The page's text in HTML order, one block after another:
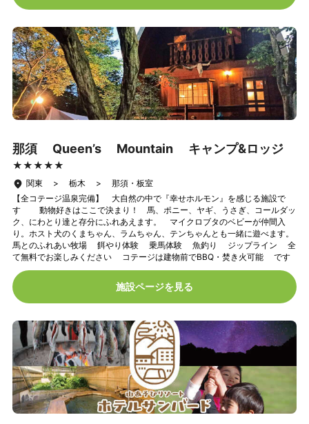
那須 Queen’s Mountain キャンプ&ロッジ
★★★★★
★★★★★
関東 > 栃木 > 那須・板室
【全コテージ温泉完備】 大自然の中で『幸せホルモン』を感じる施設で
す 動物好きはここで決まり！ 馬、ポニー、ヤギ、うさぎ、コールダッ
ク、にわとり達と存分にふれあえます。 マイクロブタのベビーが仲間入
り。ホスト犬のくまちゃん、ラムちゃん、テンちゃんとも一緒に遊べます。
馬とのふれあい牧場 餌やり体験 乗馬体験 魚釣り ジップライン 全
て無料でお楽しみください コテージは建物前でBBQ・焚き火可能 です
施設ページを見る